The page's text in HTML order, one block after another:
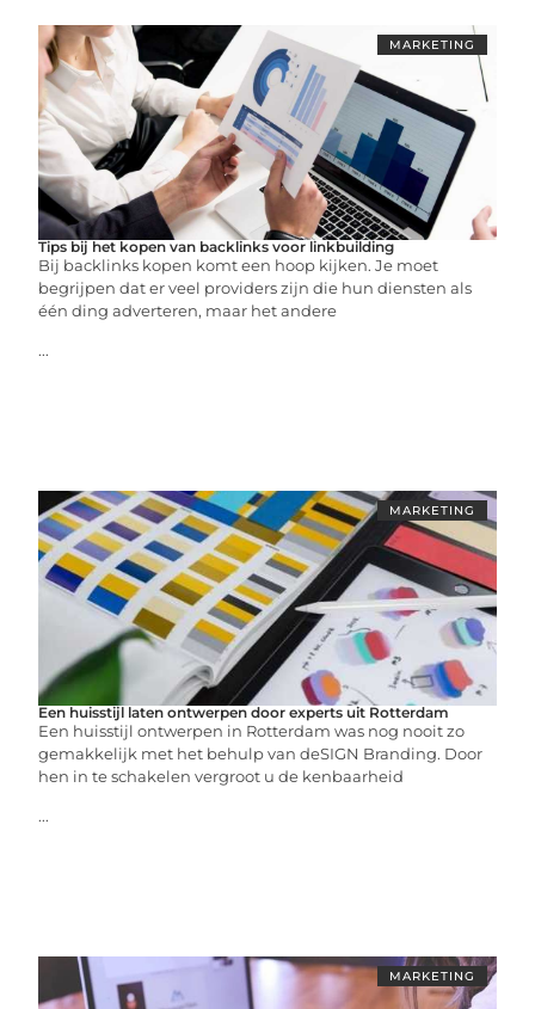
MARKETING
Tips bij het kopen van backlinks voor linkbuilding
Bij backlinks kopen komt een hoop kijken. Je moet
begrijpen dat er veel providers zijn die hun diensten als
één ding adverteren, maar het andere
...
MARKETING
Een huisstijl laten ontwerpen door experts uit Rotterdam
Een huisstijl ontwerpen in Rotterdam was nog nooit zo
gemakkelijk met het behulp van deSIGN Branding. Door
hen in te schakelen vergroot u de kenbaarheid
...
MARKETING